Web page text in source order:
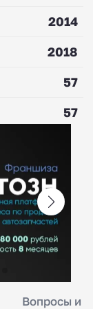
Вопросы и
2014
2018
57
57